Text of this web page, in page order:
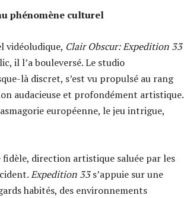
phénomène culturel
vidéoludique, Clair Obscur: Expedition 33
il l’a bouleversé. Le studio
là discret, s’est vu propulsé au rang
audacieuse et profondément artistique.
européenne, le jeu intrigue,
direction artistique saluée par les
Expedition 33s’appuie sur une
habités, des environnements